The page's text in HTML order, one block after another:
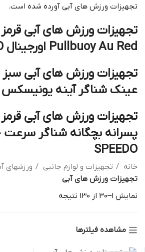
تجهیزات ورزش های آبی آورده شده است.
تجهیزات ورزش های آبی
Pullbuoy Au Red اورجینال SPEEDO
تجهیزات ورزش های آبی سبز
عینک شناگر آینه یونیسکس SPEEDO
تجهیزات ورزش های آبی قرمز
پسرانه بچگانه شناگر سرعت
SPEEDO
خانه تجهیزات و لوازم جانبی
ورزشهای
تجهیزات ورزش های آبی
نمایش 1–30 از 130 نتیجه
مشاهده فیلترها